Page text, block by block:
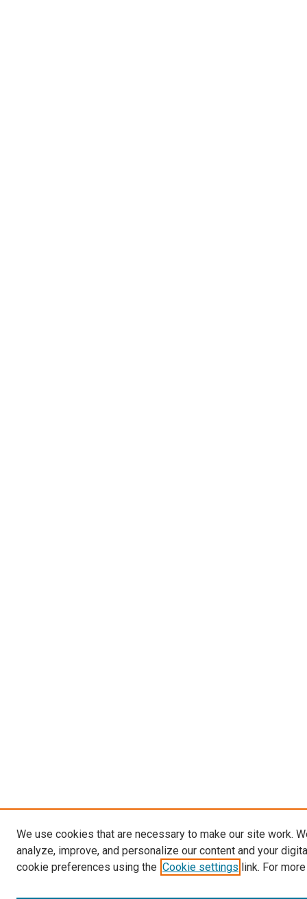
We use cookies that are necessary to make our site work.
analyze, improve, and personalize our content and your
cookie preferences using the Cookie settings link. For